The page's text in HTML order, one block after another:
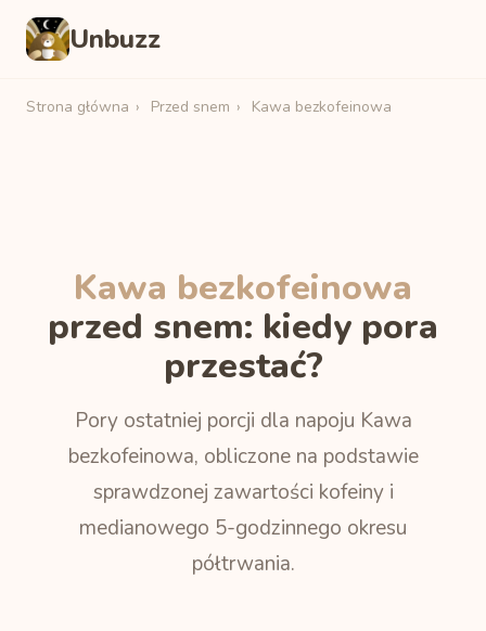
Unbuzz
Strona główna › Przed snem › Kawa bezkofeinowa
Kawa bezkofeinowa
przed snem: kiedy pora
przestać?
Pory ostatniej porcji dla napoju Kawa
bezkofeinowa, obliczone na podstawie
sprawdzonej zawartości kofeiny i
medianowego 5-godzinnego okresu
półtrwania.